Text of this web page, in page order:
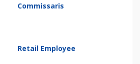
Commissaris
Retail Employee